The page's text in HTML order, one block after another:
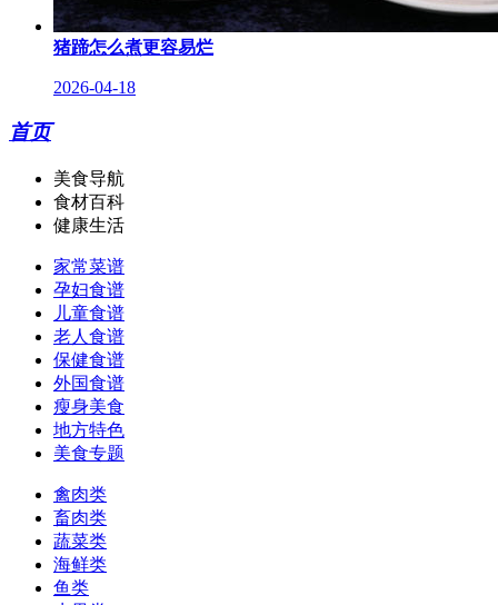
猪蹄怎么煮更容易烂
2026-04-18
首页
美食导航
食材百科
健康生活
家常菜谱
孕妇食谱
儿童食谱
老人食谱
保健食谱
外国食谱
瘦身美食
地方特色
美食专题
禽肉类
畜肉类
蔬菜类
海鲜类
鱼类